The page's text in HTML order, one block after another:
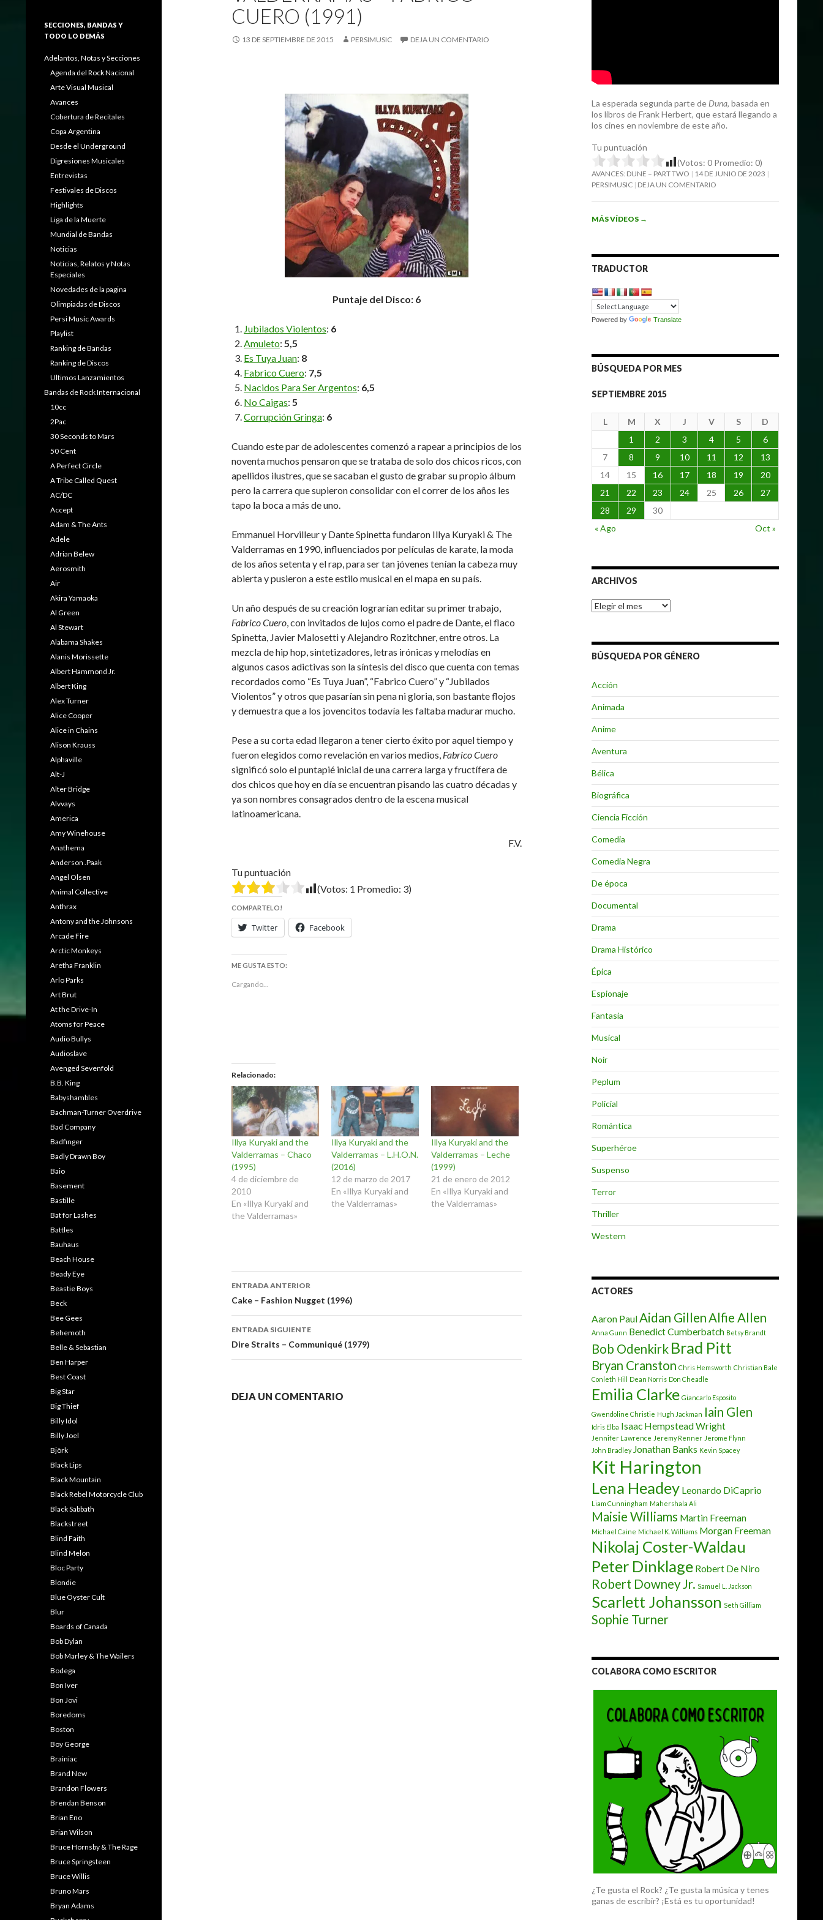
CUERO (1991)
13 DE SEPTIEMBRE DE 2015 PERSIMUSIC DEJA UN COMENTARIO
Puntaje del Disco: 6
Jubilados Violentos: 6
Amuleto: 5,5
Es Tuya Juan: 8
Fabrico Cuero: 7,5
Nacidos Para Ser Argentos: 6,5
No Caigas: 5
Corrupción Gringa: 6
Cuando este par de adolescentes comenzó a rapear a principios de los
noventa muchos pensaron que se trataba de solo dos chicos ricos, con
apellidos ilustres, que se sacaban el gusto de grabar su propio álbum
pero la carrera que supieron consolidar con el correr de los años les
tapo la boca a más de uno.
Emmanuel Horvilleur y Dante Spinetta fundaron Illya Kuryaki & The
Valderramas en 1990, influenciados por películas de karate, la moda
de los años setenta y el rap, para ser tan jóvenes tenían la cabeza muy
abierta y pusieron a este estilo musical en el mapa en su país.
Un año después de su creación lograrían editar su primer trabajo,
Fabrico Cuero, con invitados de lujos como el padre de Dante, el flaco
Spinetta, Javier Malosetti y Alejandro Rozitchner, entre otros. La
mezcla de hip hop, sintetizadores, letras irónicas y melodías en
algunos casos adictivas son la síntesis del disco que cuenta con temas
recordados como “Es Tuya Juan”, “Fabrico Cuero” y “Jubilados
Violentos” y otros que pasarían sin pena ni gloria, son bastante flojos
y demuestra que a los jovencitos todavía les faltaba madurar mucho.
Pese a su corta edad llegaron a tener cierto éxito por aquel tiempo y
fueron elegidos como revelación en varios medios, Fabrico Cuero
significó solo el puntapié inicial de una carrera larga y fructífera de
dos chicos que hoy en día se encuentran pisando las cuatro décadas y
ya son nombres consagrados dentro de la escena musical
latinoamericana.
F.V.
Tu puntuación
(Votos: 1 Promedio: 3)
COMPARTELO!
Twitter Facebook
ME GUSTA ESTO:
Cargando...
Relacionado
Illya Kuryaki and the
Valderramas – Chaco
(1995)
4 de diciembre de
2010
En «Illya Kuryaki and
the Valderramas»
Illya Kuryaki and the
Valderramas – L.H.O.N.
(2016)
12 de marzo de 2017
En «Illya Kuryaki and
the Valderramas»
Illya Kuryaki and the
Valderramas – Leche
(1999)
21 de enero de 2012
En «Illya Kuryaki and
the Valderramas»
Navegación
de
entradas
ENTRADA ANTERIOR
Cake – Fashion Nugget (1996)
ENTRADA SIGUIENTE
Dire Straits – Communiqué (1979)
DEJA UN COMENTARIO
La esperada segunda parte de Duna, basada en
los libros de Frank Herbert, que estará llegando a
los cines en noviembre de este año.
Tu puntuación
(Votos: 0 Promedio: 0)
AVANCES: DUNE – PART TWO
14 DE JUNIO DE 2023
PERSIMUSIC DEJA UN COMENTARIO
MÁS VÍDEOS →
TRADUCTOR
Powered by Translate
BÚSQUEDA POR MES
SEPTIEMBRE 2015
L M X J V S
D
1
2 3 4 5
6
7
8 9 10 11 12
13
14
15 16 17 18 19
20
21
22 23 24 25 26
27
28
29
30
« Ago
Oct »
ARCHIVOS
Archivos
BÚSQUEDA POR GÉNERO
Acción
Animada
Anime
Aventura
Bélica
Biográfica
Ciencia Ficción
Comedia
Comedia Negra
De época
Documental
Drama
Drama Histórico
Épica
Espionaje
Fantasia
Musical
Noir
Peplum
Policial
Romántica
Superhéroe
Suspenso
Terror
Thriller
Western
ACTORES
Aaron PaulAidan GillenAlfie Allen
Anna Gunn Benedict Cumberbatch Betsy Brandt
Bob Odenkirk Brad Pitt
Bryan Cranston Chris Hemsworth Christian Bale
Conleth Hill
Dean Norris Don Cheadle
Emilia Clarke Giancarlo Esposito
Gwendoline Christie Hugh Jackman Iain Glen
Idris Elba Isaac Hempstead Wright
Jennifer Lawrence Jeremy Renner Jerome Flynn
John Bradley Jonathan Banks Kevin Spacey
Kit Harington
Lena Headey Leonardo DiCaprio
Liam Cunningham Mahershala Ali
Maisie Williams Martin Freeman
Michael Caine Michael K. Williams Morgan Freeman
Nikolaj Coster-Waldau
Peter Dinklage Robert De Niro
Robert Downey Jr. Samuel L. Jackson
Scarlett Johansson Seth Gilliam
Sophie Turner
COLABORA COMO ESCRITOR
¿Te gusta el Rock? ¿Te gusta la música y tenes
ganas de escribir? ¡Está es tu oportunidad!
SECCIONES, BANDAS Y
TODO LO DEMÁS
Adelantos, Notas y Secciones
Agenda del Rock Nacional
Arte Visual Musical
Avances
Cobertura de Recitales
Copa Argentina
Desde el Underground
Digresiones Musicales
Entrevistas
Festivales de Discos
Highlights
Liga de la Muerte
Mundial de Bandas
Noticias
Noticias, Relatos y Notas
Especiales
Novedades de la pagina
Olimpiadas de Discos
Persi Music Awards
Playlist
Ranking de Bandas
Ranking de Discos
Ultimos Lanzamientos
Bandas de Rock Internacional
10cc
2Pac
30 Seconds to Mars
50 Cent
A Perfect Circle
A Tribe Called Quest
AC/DC
Accept
Adam & The Ants
Adele
Adrian Belew
Aerosmith
Air
Akira Yamaoka
Al Green
Al Stewart
Alabama Shakes
Alanis Morissette
Albert Hammond Jr.
Albert King
Alex Turner
Alice Cooper
Alice in Chains
Alison Krauss
Alphaville
Alt-J
Alter Bridge
Alvvays
America
Amy Winehouse
Anathema
Anderson .Paak
Angel Olsen
Animal Collective
Anthrax
Antony and the Johnsons
Arcade Fire
Arctic Monkeys
Aretha Franklin
Arlo Parks
Art Brut
At the Drive-In
Atoms for Peace
Audio Bullys
Audioslave
Avenged Sevenfold
B.B. King
Babyshambles
Bachman-Turner Overdrive
Bad Company
Badfinger
Badly Drawn Boy
Baio
Basement
Bastille
Bat for Lashes
Battles
Bauhaus
Beach House
Beady Eye
Beastie Boys
Beck
Bee Gees
Behemoth
Belle & Sebastian
Ben Harper
Best Coast
Big Star
Big Thief
Billy Idol
Billy Joel
Björk
Black Lips
Black Mountain
Black Rebel Motorcycle Club
Black Sabbath
Blackstreet
Blind Faith
Blind Melon
Bloc Party
Blondie
Blue Öyster Cult
Blur
Boards of Canada
Bob Dylan
Bob Marley & The Wailers
Bodega
Bon Iver
Bon Jovi
Boredoms
Boston
Boy George
Brainiac
Brand New
Brandon Flowers
Brendan Benson
Brian Eno
Brian Wilson
Bruce Hornsby & The Rage
Bruce Springsteen
Bruce Willis
Bruno Mars
Bryan Adams